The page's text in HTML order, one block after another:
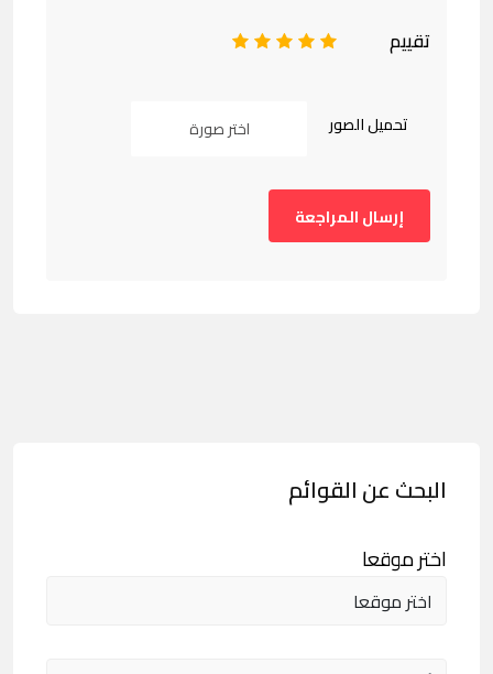
تقييم 5
4
3
2
تحميل الصور اختر صورة
البحث عن القوائم
اختر موقعا